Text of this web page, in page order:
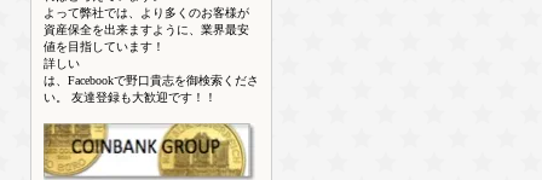
よって弊社では、より多くのお客様が
資産保全を出来ますように、業界最安
値を目指しています！
詳しい
は、Facebookで野口貴志を御検索くださ
い。 友達登録も大歓迎です！！